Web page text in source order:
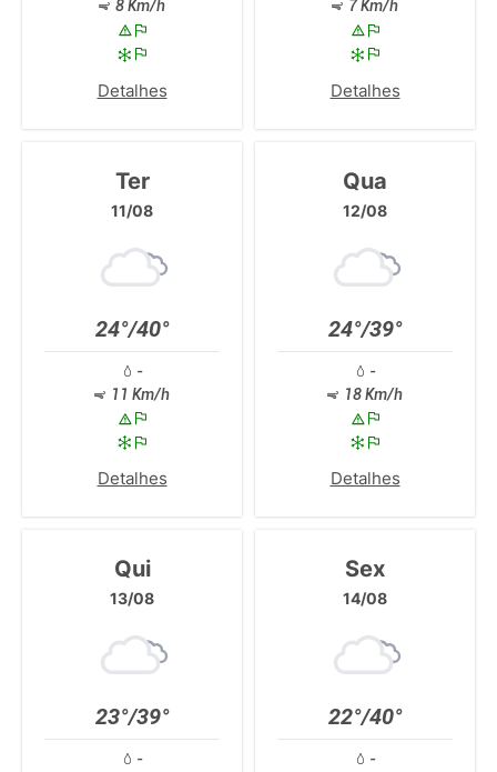
8 Km/h
Detalhes
7 Km/h
Detalhes
Ter
11/08
24°/40°
-
11 Km/h
Detalhes
Qua
12/08
24°/39°
-
18 Km/h
Detalhes
Qui
13/08
23°/39°
-
Sex
14/08
22°/40°
-